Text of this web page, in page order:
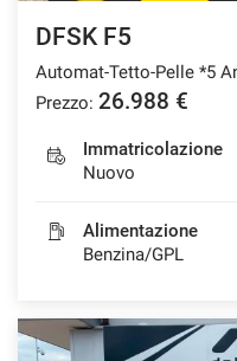
DFSK F5
Automat-Tetto-Pelle *5
Prezzo: 26.988 €
Immatricolazione
Nuovo
Alimentazione
Benzina/GPL